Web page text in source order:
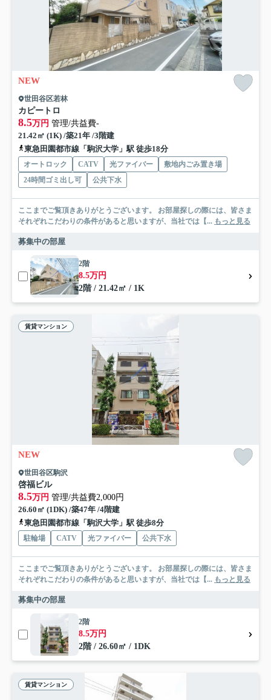
NEW
世田谷区若林
カピートロ
8.5万円 管理/共益費-
21.42㎡ (1K) /築21年 /3階建
東急田園都市線「駒沢大学」駅 徒歩18分
オートロック CATV 光ファイバー
敷地内ごみ置き場
24時間ゴミ出し可
公共下水
ここまでご覧頂きありがとうございます。 お部屋探しの際には、皆さま
それぞれこだわりの条件があると思いますが、当社では【... もっと見る
募集中の部屋
2階
8.5万円
2階 / 21.42㎡ / 1K
賃貸マンション
NEW
世田谷区駒沢
啓福ビル
8.5万円 管理/共益費2,000円
26.60㎡ (1DK) /築47年 /4階建
東急田園都市線「駒沢大学」駅 徒歩8分
駐輪場 CATV 光ファイバー 公共下水
ここまでご覧頂きありがとうございます。 お部屋探しの際には、皆さま
それぞれこだわりの条件があると思いますが、当社では【... もっと見る
募集中の部屋
2階
8.5万円
2階 / 26.60㎡ / 1DK
賃貸マンション